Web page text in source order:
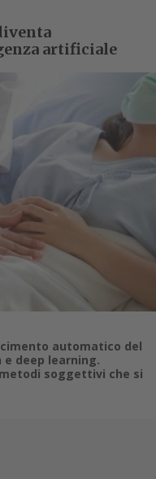
artificiale
automatico del
deep learning.
soggettivi che si